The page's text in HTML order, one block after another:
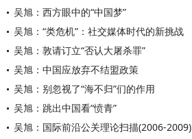
吴旭：西方眼中的“中国梦”
吴旭：“类危机”：社交媒体时代的新挑战
吴旭：敦请订立“否认大屠杀罪”
吴旭：中国应放弃不结盟政策
吴旭：别忽视了“海不归”们的作用
吴旭：跳出中国看“愤青”
吴旭：国际前沿公关理论扫描(2006-2009)